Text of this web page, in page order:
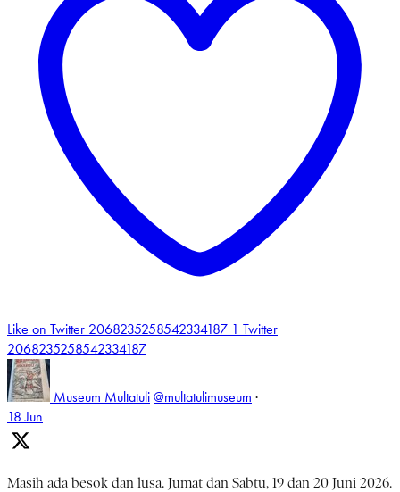
Like on Twitter 2068235258542334187 1 Twitter
2068235258542334187
Museum Multatuli @multatulimuseum ·
18 Jun
Masih ada besok dan lusa. Jumat dan Sabtu, 19 dan 20 Juni 2026.